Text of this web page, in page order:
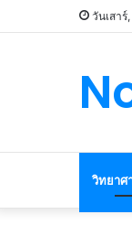
วันเสา
วิทยาศ